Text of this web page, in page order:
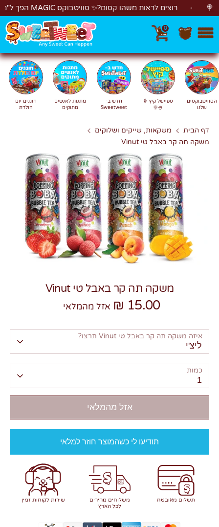
דלג רוצים לראות משהו קסום?✨ סוויטבוקס MAGIC הפך ל"מכונת משחקים"! 🎁🕹️
0
חפשחיפוש
הסוויטבוקסים
שלנו
ספיישל קיץ 🍦
🍧🌞
חדש ב-
Sweetweet
מתנות לאנשים
מתוקים
חוגגים יום
הולדת
דף הבית
משקאות, שייקים ושלוקים
משקה תה קר באבל טי Vinut
משקה תה קר באבל טי Vinut
15.00 ₪ אזל מהמלאי
איזה משקה תה קר באבל טי Vinut תרצו?
ליצ'י
כמות
1
אזל מהמלאי
תודיעו לי כשהמוצר חוזר למלאי
תשלום מאובטח
משלוחים מהירים
לכל הארץ
שירות לקוחות זמין